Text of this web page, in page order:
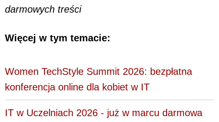
darmowych treści
Więcej w tym temacie:
Women TechStyle Summit 2026: bezpłatna
konferencja online dla kobiet w IT
IT w Uczelniach 2026 - już w marcu darmowa